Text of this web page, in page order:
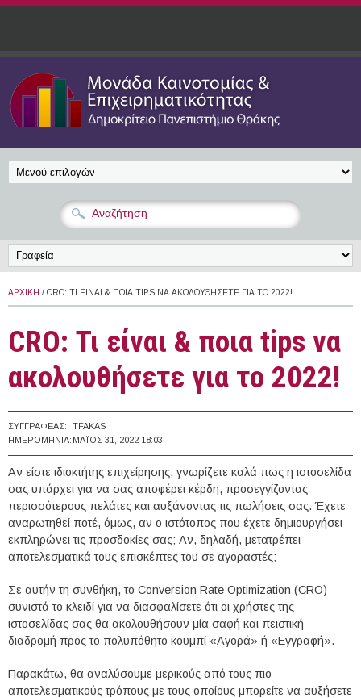
Παράκαμψη προς το κυρίως περιεχόμενο
ΑΡΧΙΚΉ / CRO: ΤΙ ΕΊΝΑΙ & ΠΟΙΑ TIPS ΝΑ ΑΚΟΛΟΥΘΉΣΕΤΕ ΓΙΑ ΤΟ 2022!
CRO: Τι είναι & ποια tips να
ακολουθήσετε για το 2022!
ΣΥΓΓΡΑΦΈΑΣ:
TFAKAS
ΗΜΕΡΟΜΗΝΊΑ: ΜΆΙΟΣ 31, 2022 18:03
Αν είστε ιδιοκτήτης επιχείρησης, γνωρίζετε καλά πως η ιστοσελίδα
σας υπάρχει για να σας αποφέρει κέρδη, προσεγγίζοντας
περισσότερους πελάτες και αυξάνοντας τις πωλήσεις σας. Έχετε
αναρωτηθεί ποτέ, όμως, αν ο ιστότοπος που έχετε δημιουργήσει
εκπληρώνει τις προσδοκίες σας; Αν, δηλαδή, μετατρέπει
αποτελεσματικά τους επισκέπτες του σε αγοραστές;
Σε αυτήν τη συνθήκη, το Conversion Rate Optimization (CRO)
συνιστά το κλειδί για να διασφαλίσετε ότι οι χρήστες της
ιστοσελίδας σας θα ακολουθήσουν μία σαφή και πειστική
διαδρομή προς το πολυπόθητο κουμπί «Αγορά» ή «Εγγραφή».
Παρακάτω, θα αναλύσουμε μερικούς από τους πιο
αποτελεσματικούς τρόπους με τους οποίους μπορείτε να αυξήσετε